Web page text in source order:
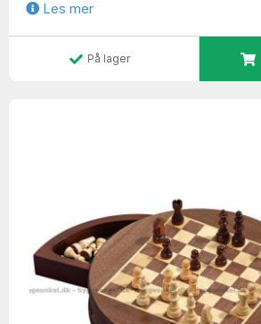
Les mer
På lager